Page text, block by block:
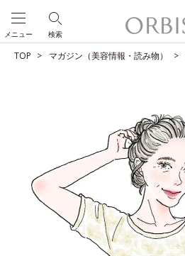
検索
メニュー
TOP マガジン（美容情報・読み物）